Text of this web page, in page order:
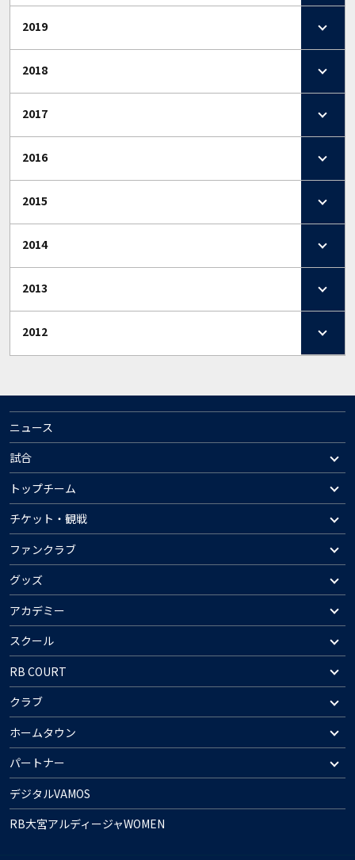
2019
2018
2017
2016
2015
2014
2013
2012
ニュース
試合
トップチーム
チケット・観戦
ファンクラブ
グッズ
アカデミー
スクール
RB COURT
クラブ
ホームタウン
パートナー
デジタルVAMOS
RB大宮アルディージャWOMEN